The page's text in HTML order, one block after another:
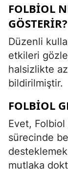
FOLBIOL
GÖSTERIR?
Düzenli
etkileri
halsizlikte
bildirilmiştir.
FOLBIOL
Evet,
sürecinde
mutlaka